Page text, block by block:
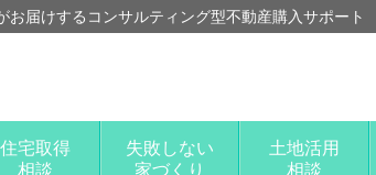
届けするコンサルティング型不動産購入サポート
住宅取得
相談
失敗しない
家づくり
土地活用
相談